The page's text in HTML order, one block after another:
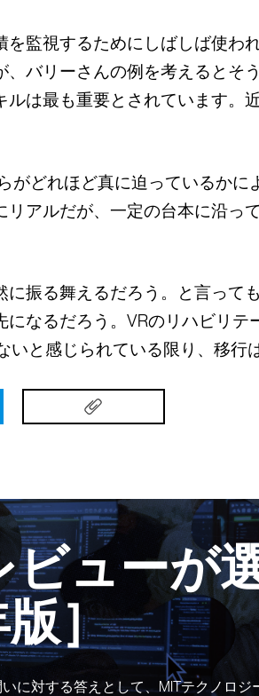
監視するためにしばしば使わ
バリーさんの例を考えるとそ
は最も重要とされています。
がどれほど真に迫っているか
アルだが、一定の台本に沿っ
振る舞えるだろう。と言って
なるだろう。VRのリハビリ
いと感じられている限り、移行
ューが
］
に対する答えとして、MITテクノロ